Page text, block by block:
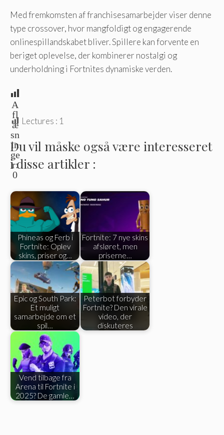
Med fremkomsten af ​​franchisesamarbejder viser denne
type crossover, hvor mangfoldigt og engagerende
onlinespillandskabet bliver. Spillere kan forvente en
beriget oplevelse, der kombinerer nostalgi og
underholdning i Fortnites dynamiske verden.
A
fl
æ
sn
in
ge
r:
0
Lectures : 1
Du vil måske også være interesseret
i disse artikler :
Phineas og Ferb i
Fortnite: Oplev
skins, priser og…
Fortnite: 7 nye skins
afsløret, men
priserne…
Epic og South Park:
Et muligt
samarbejde om et
spil…
Peterbot forbyder
Fortnite? Den virale
video, der
diskuteres
Vend tilbage fra
Arena til Fortnite i
2025? De gamle…